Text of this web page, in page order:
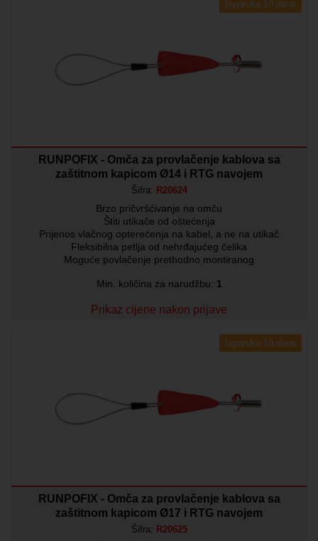
Isporuka 10 dana
RUNPOFIX - Omča za provlačenje kablova sa
zaštitnom kapicom Ø14 i RTG navojem
Šifra: R20624
Brzo pričvršćivanje na omču
Štiti utikače od oštećenja
Prijenos vlačnog opterećenja na kabel, a ne na utikač
Fleksibilna petlja od nehrđajućeg čelika
Moguće povlačenje prethodno montiranog
Min. količina za narudžbu: 1
Prikaz cijene nakon prijave
Isporuka 10 dana
RUNPOFIX - Omča za provlačenje kablova sa
zaštitnom kapicom Ø17 i RTG navojem
Šifra: R20625